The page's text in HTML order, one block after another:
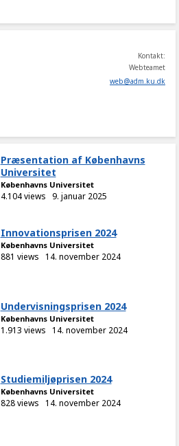
Kontakt:
Webteamet
web@adm.ku.dk
Præsentation af Københavns
Universitet
Københavns Universitet
4.104 views 9. januar 2025
Innovationsprisen 2024
Københavns Universitet
881 views 14. november 2024
Undervisningsprisen 2024
Københavns Universitet
1.913 views 14. november 2024
Studiemiljøprisen 2024
Københavns Universitet
828 views 14. november 2024